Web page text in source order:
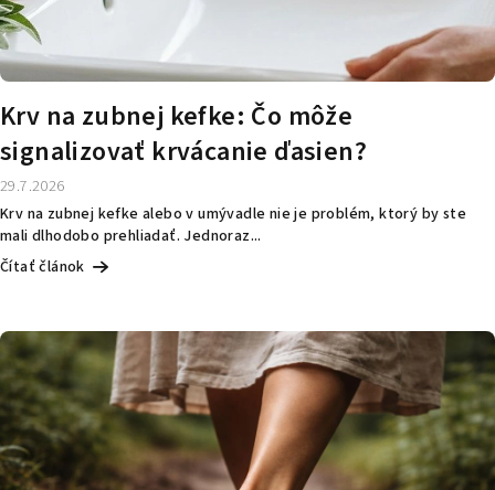
Krv na zubnej kefke: Čo môže
signalizovať krvácanie ďasien?
29.7.2026
Krv na zubnej kefke alebo v umývadle nie je problém, ktorý by ste
mali dlhodobo prehliadať. Jednoraz...
Čítať článok